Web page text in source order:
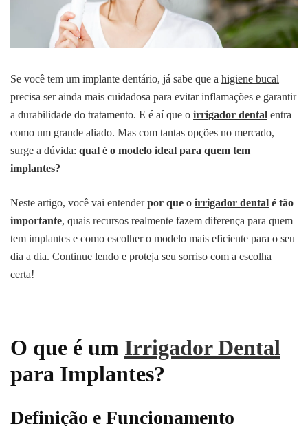
Se você tem um implante dentário, já sabe que a higiene bucal
precisa ser ainda mais cuidadosa para evitar inflamações e garantir
a durabilidade do tratamento. E é aí que o irrigador dental entra
como um grande aliado. Mas com tantas opções no mercado,
surge a dúvida: qual é o modelo ideal para quem tem
implantes?
Neste artigo, você vai entenderpor que o irrigador dental é tão
importante, quais recursos realmente fazem diferença para quem
tem implantes e como escolher o modelo mais eficiente para o seu
dia a dia. Continue lendo e proteja seu sorriso com a escolha
certa!
O que é um Irrigador Dental
para Implantes?
Definição e Funcionamento